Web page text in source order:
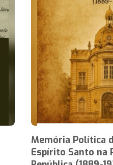
Memória Política
Espírito Santo na